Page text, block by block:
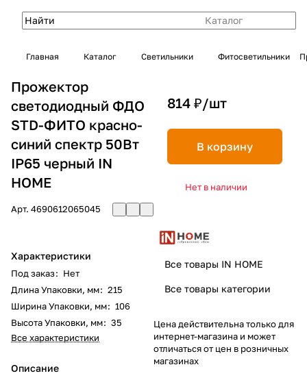
Каталог
Главная Каталог Светильники Фитосветильники
Прожектор
светодиодный ФДО
STD-ФИТО красно-
синий спектр 50Вт
IP65 черный IN
HOME
Арт. 4690612065045
Характеристики
Под заказ: Нет
Длина Упаковки, мм: 215
Ширина Упаковки, мм: 106
Высота Упаковки, мм: 35
Все характеристики
Описание
814 ₽/шт
В корзину
Нет в наличии
Все товары IN HOME
Все товары категории
Цена действительна только для
интернет-магазина и может
отличаться от цен в розничных
магазинах